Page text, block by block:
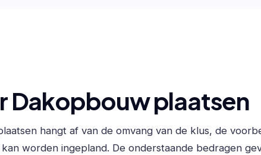
Dakopbouw plaatsen
hangt af van de omvang van de klus, de
worden ingepland. De onderstaande bedragen